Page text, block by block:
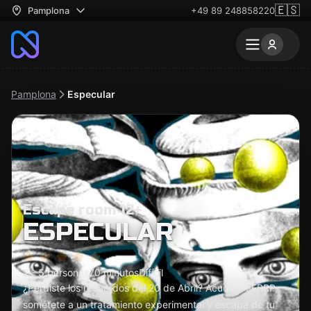
Pamplona +49 89 248858220🇪🇸
Pamplona Especular
Escape room 12+
ESPECULAR
2 - 5 personas 70 minutosDifícil
¿Perdiste los recuerdos del 20 de Abril? Acude a EERRP,
sométete a un tratamiento experimental y escapa de tu